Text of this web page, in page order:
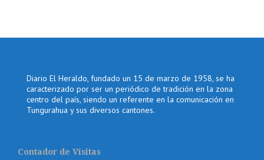
Diario El Heraldo, fundado un 15 de marzo de 1958, se ha
caracterizado por ser un periódico de tradición en la zona
centro del país, siendo un referente en la comunicación en
Tungurahua y sus diversos cantones.
Contador de Visitas